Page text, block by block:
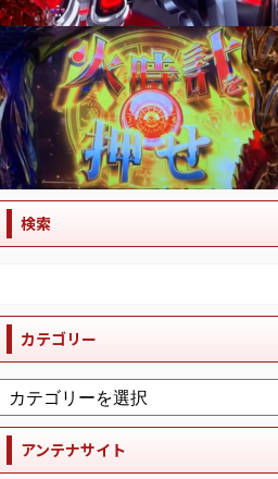
検索
カテゴリー
アンテナサイト